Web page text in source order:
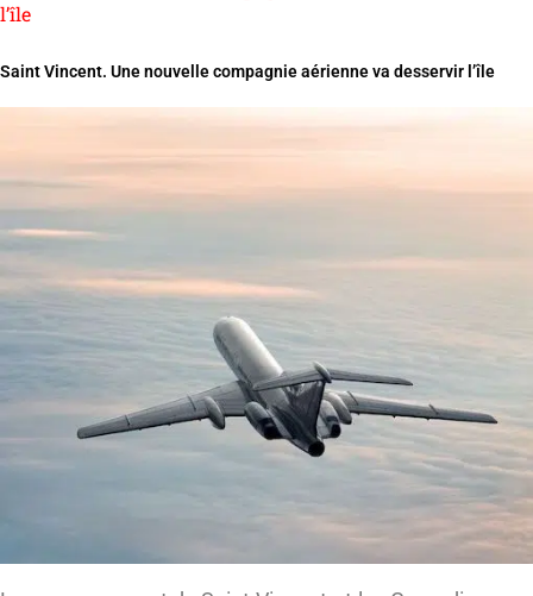
l’île
Saint Vincent. Une nouvelle compagnie aérienne va desservir l’île